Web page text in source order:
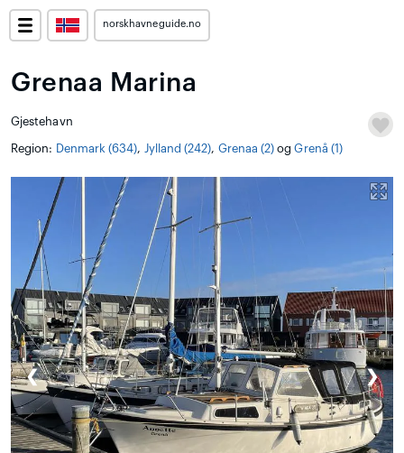
norskhavneguide.no
Grenaa Marina
Gjestehavn
Region: Denmark (634), Jylland (242), Grenaa (2) ogGrenå (1)
❮ ❯